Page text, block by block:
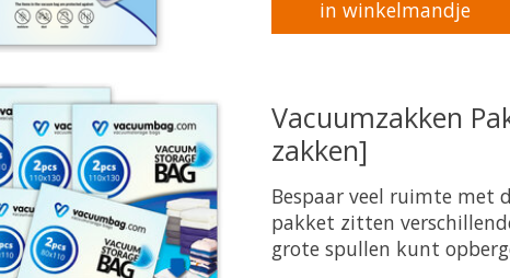
in winkelmandje
Vacuumzakken
zakken]
Bespaar veel ruimte met
pakket zitten
grote spullen kunt